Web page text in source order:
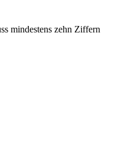
mindestens zehn Ziffern